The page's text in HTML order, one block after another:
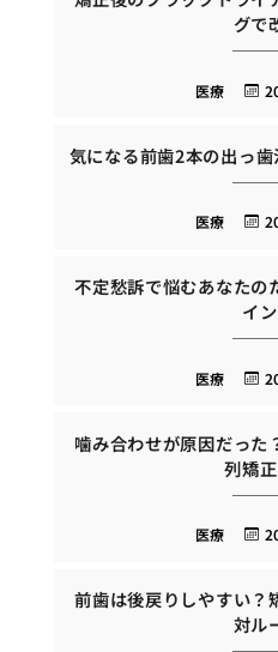
グで
医療
気になる前歯2本の出っ
医療
不定愁訴で悩むあなたの
イ
医療
噛み合わせが原因だった
列矯
医療
前歯は後戻りしやすい？
対ル